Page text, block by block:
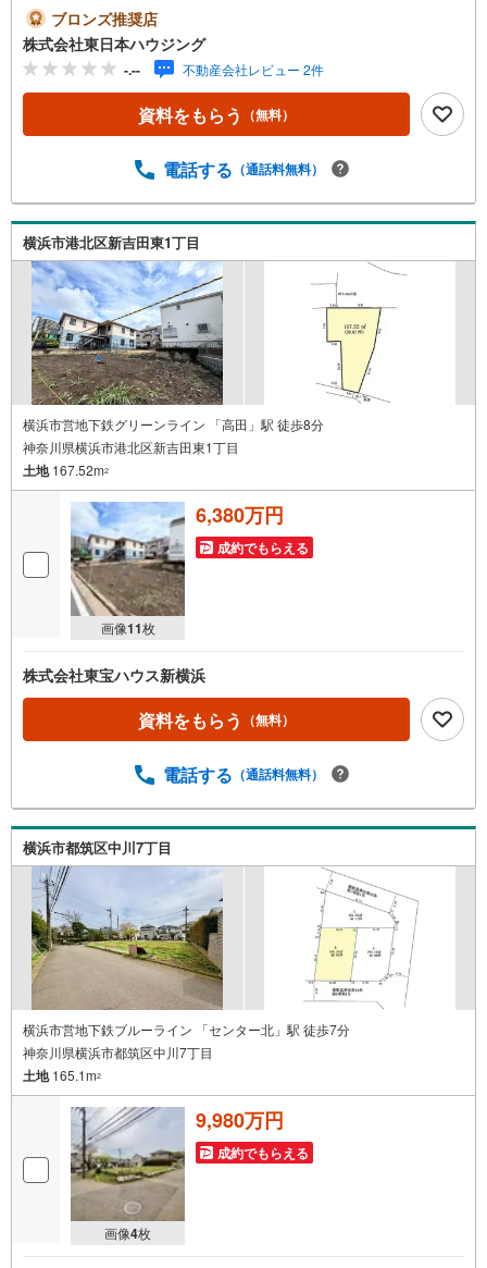
プランご提案いたします・日吉台小学校まで徒歩11分、日
吉台中学校まで徒歩22分●・・・○・・・●・・・○～たまプ
ラーザの東日本ハウジング～*公式インスタグラム更新中！
* ・マイホーム購入にも役立つ情報満載 ・ルームツアー
公開中 ・嬉しいプレゼントキャンぺーン実施*LINE友だち
募集中！* ・個人情報無しで友達登録 ・ネット掲載より
お届け ・Amazonギフトカードプレゼント中【営業時間
電話が繋がりやすくなっております。ぜひお気軽にご連絡
下さい！現地を見学される場合は「室内・現地を見学する
（無料）」ボタンよりご希望の日時をご記入いただけます
とスムーズにご案内が可能です。
ブロンズ推奨店
株式会社東日本ハウジング
-.-- 不動産会社レビュー 2件
資料をもらう （無料）
電話する （通話料無料）
横浜市港北区新吉田東1丁目
横浜市営地下鉄グリーンライン 「高田」駅 徒歩8分
神奈川県横浜市港北区新吉田東1丁目
土地167.52m2
画像11枚
6,380万円
成約でもらえる
株式会社東宝ハウス新横浜
資料をもらう （無料）
電話する （通話料無料）
横浜市都筑区中川7丁目
横浜市営地下鉄ブルーライン 「センター北」駅 徒歩7分
神奈川県横浜市都筑区中川7丁目
土地165.1m2
画像4枚
9,980万円
成約でもらえる